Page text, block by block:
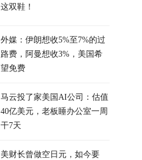
这双鞋！
外媒：伊朗想收5%至7%的过
路费，阿曼想收3%，美国希
望免费
马云投了家美国AI公司：估值
40亿美元，老板睡办公室一周
干7天
美财长曾做空日元，如今要